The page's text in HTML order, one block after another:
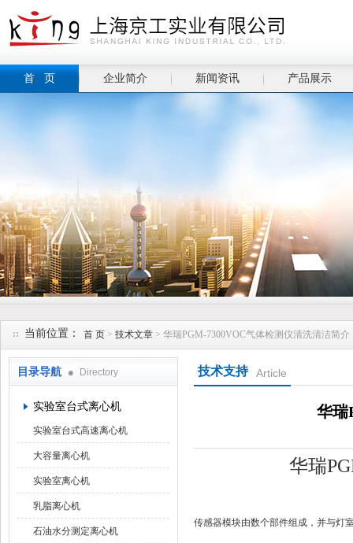
首 页 企业简介 新闻资讯 产品展示
当前位置： 首 页 > 技术文章 > 华瑞PGM-7300VOC气体检测仪清洗清洁简介
目录导航 Directory
实验室台式离心机
实验室台式高速离心机
大容量离心机
实验室离心机
乳脂离心机
石油水分测定离心机
技术支持 Article
华瑞
华瑞
传感器模块由数个部件组成，并与灯